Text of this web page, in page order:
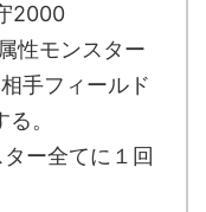
2000
性モンスター
手フィールド
。
ー全てに１回